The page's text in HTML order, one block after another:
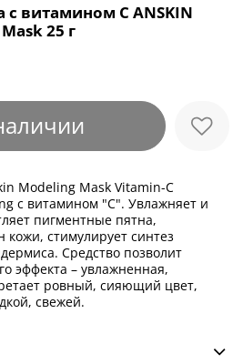
с витамином С ANSKIN
25 г
Modeling Mask Vitamin-C
c витамином "С". Увлажняет и
пигментные пятна,
стимулирует синтез
Средство позволит
эффекта – увлажненная,
ровный, сияющий цвет,
свежей.